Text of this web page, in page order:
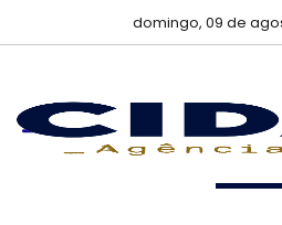
domingo, 09 de